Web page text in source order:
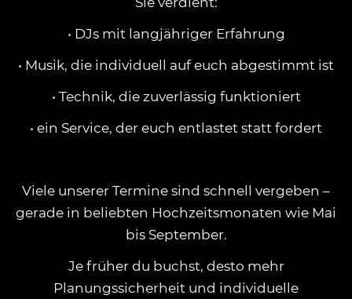
• DJs mit langjähriger Erfahrung
• Musik, die individuell auf euch abgestimmt ist
• Technik, die zuverlässig funktioniert
• ein Service, der euch entlastet statt fordert
Viele unserer Termine sind schnell vergeben –
gerade in beliebten Hochzeitsmonaten wie Mai
bis September.
Je früher du buchst, desto mehr
Planungssicherheit und individuelle